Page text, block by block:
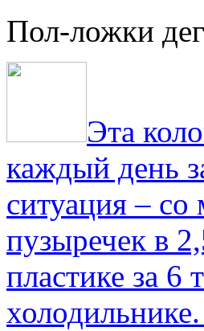
Пол-ложки
Эта
каждый день
ситуация –
пузыречек в
пластике за 6